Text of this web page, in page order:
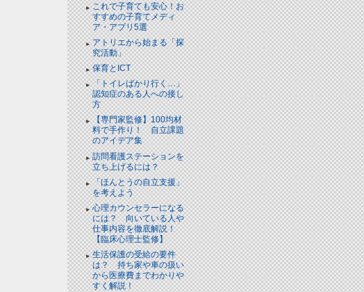
これで子育ても安心！お
すすめの子育てメディ
ア・アプリ5選
アトリエから始まる「探
究活動」
保育とICT
「トイレばかり行く…」
認知症のある人への接し
方
【専門家監修】100均材
料で手作り！ 自立課題
のアイデア集
訪問看護ステーションを
立ち上げるには？
「ほんとうの自立支援」
を考えよう
心理カウンセラーになる
には？ 向いている人や
仕事内容を徹底解説！
【臨床心理士監修】
生活保護の受給の要件
は？ 持ち家や車の扱い
から医療費までわかりや
すく解説！